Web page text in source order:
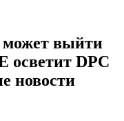
может выйти
осветит DPC
новости